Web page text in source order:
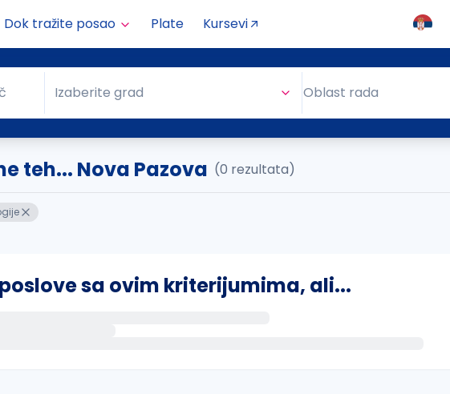
Dok tražite posao Plate Kursevi
Grad
Izaberite grad Oblast rada
teh... Nova Pazova (0 rezultata)
sa ovim kriterijumima, ali...